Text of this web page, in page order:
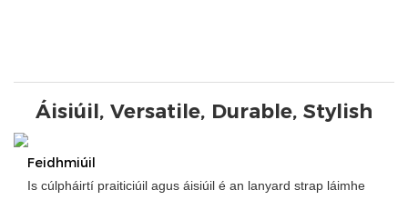
Áisiúil, Versatile, Durable, Stylish
Feidhmiúil
Is cúlpháirtí praiticiúil agus áisiúil é an lanyard strap láimhe